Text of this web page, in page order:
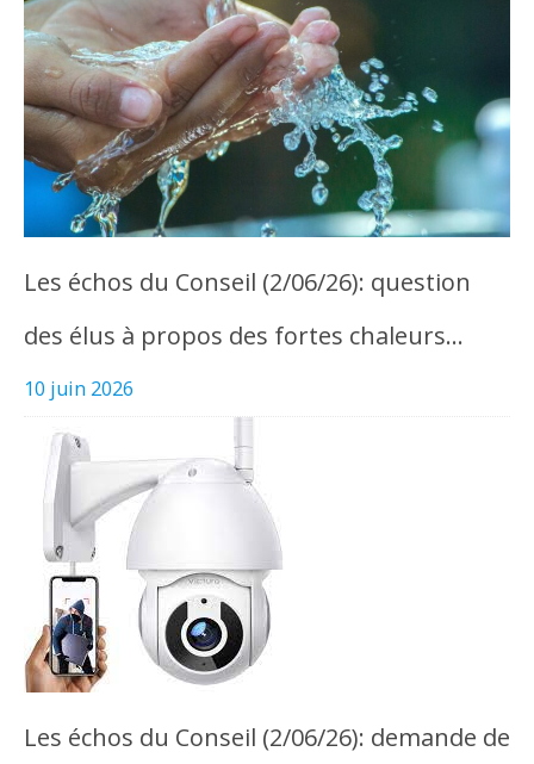
Les échos du Conseil (2/06/26): question
des élus à propos des fortes chaleurs…
10 juin 2026
Les échos du Conseil (2/06/26): demande de